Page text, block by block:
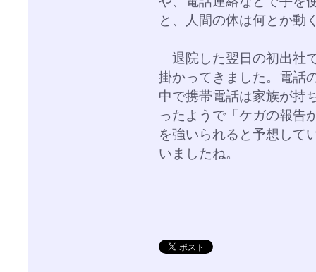
と、人間の体は何とか動
退院した翌日の初出社
掛かってきました。電話
中で携帯電話は家族が持
ったようで「ケガの報告
を強いられると予想して
いましたね。